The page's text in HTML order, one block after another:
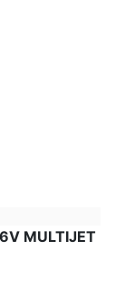
MULTIJET